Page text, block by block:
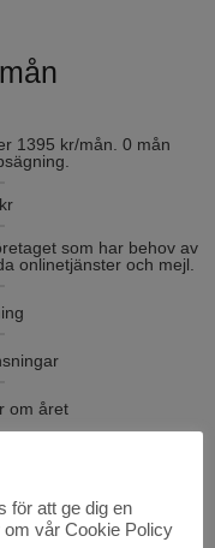
1395 kr/mån. 0 mån
som har behov av
onlinetjänster och mejl.
om året
för att ge dig en
om vår Cookie Policy